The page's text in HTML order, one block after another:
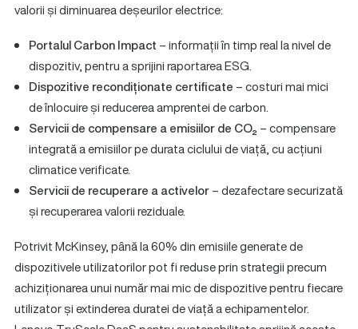
valorii și diminuarea deșeurilor electrice:
Portalul Carbon Impact – informații în timp real la nivel de
dispozitiv, pentru a sprijini raportarea ESG.
Dispozitive recondiționate certificate – costuri mai mici
de înlocuire și reducerea amprentei de carbon.
Servicii de compensare a emisiilor de CO₂ – compensare
integrată a emisiilor pe durata ciclului de viață, cu acțiuni
climatice verificate.
Servicii de recuperare a activelor– dezafectare securizată
și recuperarea valorii reziduale.
Potrivit McKinsey, până la 60% din emisiile generate de
dispozitivele utilizatorilor pot fi reduse prin strategii precum
achiziționarea unui număr mai mic de dispozitive pentru fiecare
utilizator și extinderea duratei de viață a echipamentelor.